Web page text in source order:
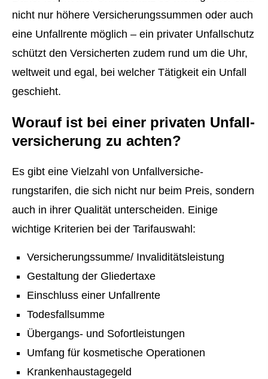
nicht nur höhere Versicherungssummen oder auch
eine Unfallrente möglich – ein privater Unfallschutz
schützt den Versicherten zudem rund um die Uhr,
weltweit und egal, bei welcher Tätigkeit ein Unfall
geschieht.
Worauf ist bei einer privaten Unfall­
ver­si­che­rung zu achten?
Es gibt eine Vielzahl von Unfall­ver­si­che­
rungstarifen, die sich nicht nur beim Preis, sondern
auch in ihrer Qualität unterscheiden. Einige
wichtige Kriterien bei der Tarifauswahl:
Versicherungssumme/ Invaliditätsleistung
Gestaltung der Gliedertaxe
Einschluss einer Unfallrente
Todesfallsumme
Übergangs- und Sofortleistungen
Umfang für kosmetische Operationen
Krankenhaustagegeld